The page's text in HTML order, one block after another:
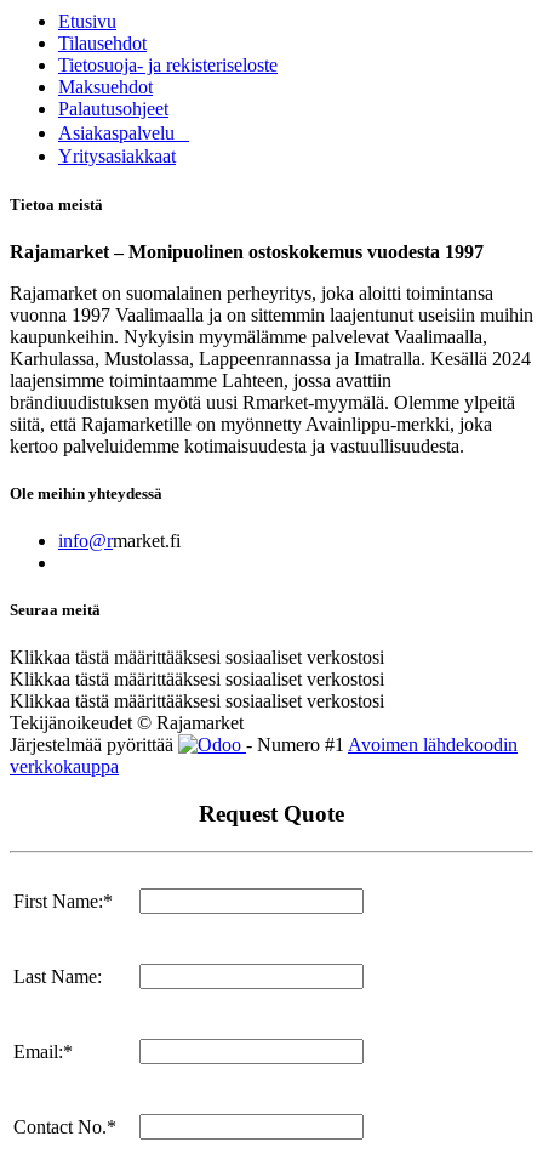
Etusivu
Tilausehdot
Tietosuoja- ja rekisteriseloste
Maksuehdot
Palautusohjeet
Asia​k​aspalvelu
​Yritysasiakkaat
Tietoa meistä
Rajamarket – Monipuolinen ostoskokemus vuodesta 1997
Rajamarket on suomalainen perheyritys, joka aloitti toimintansa
vuonna 1997 Vaalimaalla ja on sittemmin laajentunut useisiin muihin
kaupunkeihin. Nykyisin myymälämme palvelevat Vaalimaalla,
Karhulassa, Mustolassa, Lappeenrannassa ja Imatralla. Kesällä 2024
laajensimme toimintaamme Lahteen, jossa avattiin
brändiuudistuksen myötä uusi Rmarket-myymälä. Olemme ylpeitä
siitä, että Rajamarketille on myönnetty Avainlippu-merkki, joka
kertoo palveluidemme kotimaisuudesta ja vastuullisuudesta.
Ole meihin yhteydessä
info@rmarket.fi
Seuraa meitä
Klikkaa tästä määrittääksesi sosiaaliset verkostosi
Klikkaa tästä määrittääksesi sosiaaliset verkostosi
Klikkaa tästä määrittääksesi sosiaaliset verkostosi
Tekijänoikeudet © Rajamarket
Järjestelmää pyörittää
- Numero #1 Avoimen lähdekoodin
verkkokauppa
Request Quote
First Name:*
Last Name:
Email:*
Contact No.*